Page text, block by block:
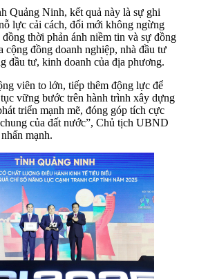
Quảng Ninh, kết quả này là sự ghi
lực cải cách, đổi mới không ngừng
thời phản ánh niềm tin và sự đồng
cộng đồng doanh nghiệp, nhà đầu tư
đầu tư, kinh doanh của địa phương.
viên to lớn, tiếp thêm động lực để
vững bước trên hành trình xây dựng
triển mạnh mẽ, đóng góp tích cực
của đất nước”, Chủ tịch UBND
mạnh.